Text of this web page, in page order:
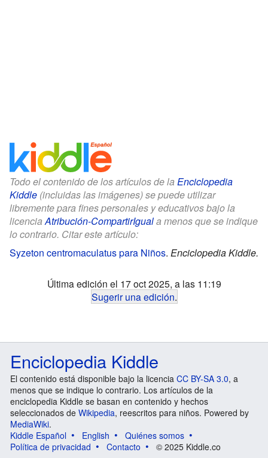
Todo el contenido de los artículos de la Enciclopedia
Kiddle (incluidas las imágenes) se puede utilizar
libremente para fines personales y educativos bajo la
licenciaAtribución-CompartirIguala menos que se indique
lo contrario. Citar este artículo:
Syzeton centromaculatus para Niños. Enciclopedia Kiddle.
Última edición el 17 oct 2025, a las 11:19
Sugerir una edición.
Enciclopedia Kiddle
El contenido está disponible bajo la licencia CC BY-SA 3.0, a
menos que se indique lo contrario. Los artículos de la
enciclopedia Kiddle se basan en contenido y hechos
seleccionados de Wikipedia, reescritos para niños. Powered by
MediaWiki.
Kiddle Español
English
Quiénes somos
Política de privacidad
Contacto © 2025 Kiddle.co